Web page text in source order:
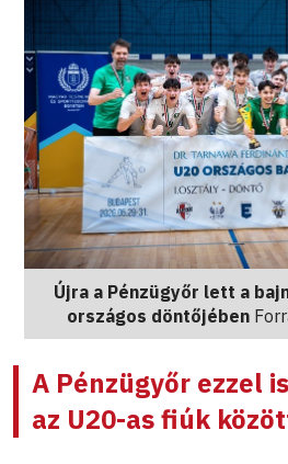
Újra a Pénzügyőr lett a
országos döntőjében
A Pénzügyőr ezzel
az U20-as fiúk